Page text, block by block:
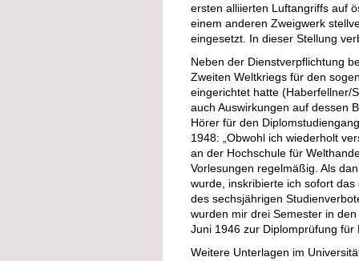
ersten alliierten Luftangriffs auf
einem anderen Zweigwerk
eingesetzt. In dieser Stellung
Neben der Dienstverpflichtung
Zweiten Weltkriegs für den
eingerichtet hatte (Haberfellner/
auch Auswirkungen auf dessen
Hörer für den
1948: „Obwohl ich wiederholt
an der Hochschule für
Vorlesungen regelmäßig. Als
wurde, inskribierte ich sofort
des sechsjährigen
wurden mir drei Semester in
Juni 1946 zur Diplomprüfung für
Weitere Unterlagen im